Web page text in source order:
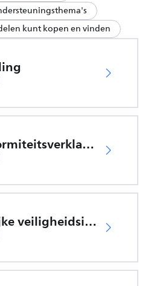
kunt kopen en vinden
EU Conformiteitsverklaring
Belangrijke veiligheidsinformatie